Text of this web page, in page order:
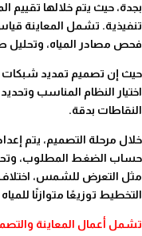
بجدة، حيث يتم خلالها
تنفيذية. تشمل المعاينة قياس
فحص مصادر المياه، وتحليل
حيث إن تصميم تمديد شبكات
اختيار النظام المناسب
النقاطات بدقة.
خلال مرحلة التصميم، يتم
حساب الضغط المطلوب،
مثل التعرض للشمس، اختلاف
التخطيط توزيعًا متوازنًا
تشمل أعمال المعاينة